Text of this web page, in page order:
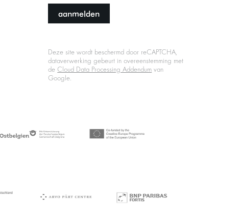
aanmelden
Deze site wordt beschermd door reCAPTCHA,
dataverwerking gebeurt in overeenstemming met
de Cloud Data Processing Addendum van
Google.